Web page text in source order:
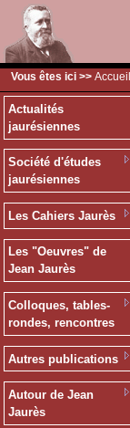
Vous êtes ici >> Accueil
Actualités
jaurésiennes
Société d'études
jaurésiennes
Les Cahiers Jaurès
Les "Oeuvres" de
Jean Jaurès
Colloques, tables-
rondes, rencontres
Autres publications
Autour de Jean
Jaurès